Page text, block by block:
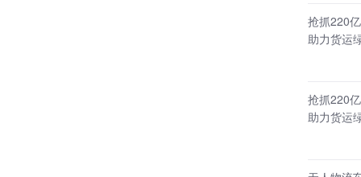
抢抓220
助力货运
抢抓220
助力货运